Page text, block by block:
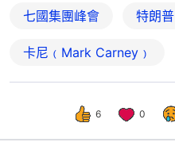
七國集團峰會 特朗普
卡尼﹙Mark Carney﹚
6 0